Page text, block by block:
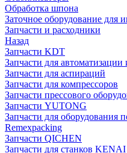
Обработка шпона
Заточное оборудование для
Запчасти и расходники
Назад
Запчасти KDT
Запчасти для
Запчасти для аспираций
Запчасти для компрессоров
Запчасти прессового
Запчасти YUTONG
Запчасти для оборудования
Remexpacking
Запчасти QICHEN
Запчасти для станков KENAI